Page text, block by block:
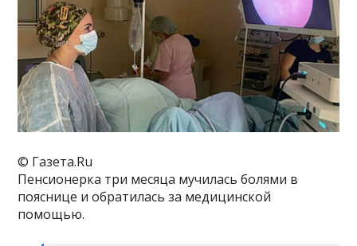
© Газета.Ru
Пенсионерка три месяца мучилась болями в
пояснице и обратилась за медицинской
помощью.